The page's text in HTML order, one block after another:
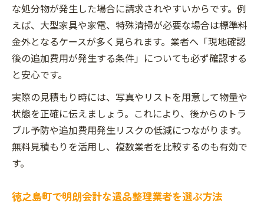
な処分物が発生した場合に請求されやすいからです。例
えば、大型家具や家電、特殊清掃が必要な場合は標準料
金外となるケースが多く見られます。業者へ「現地確認
後の追加費用が発生する条件」についても必ず確認する
と安心です。
実際の見積もり時には、写真やリストを用意して物量や
状態を正確に伝えましょう。これにより、後からのトラ
ブル予防や追加費用発生リスクの低減につながります。
無料見積もりを活用し、複数業者を比較するのも有効で
す。
徳之島町で明朗会計な遺品整理業者を選ぶ方法